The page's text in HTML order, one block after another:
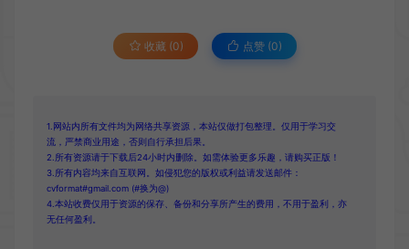
收藏 (0) 点赞 (0)
1.网站内所有文件均为网络共享资源，本站仅做打包整理。仅用于学习交
流，严禁商业用途，否则自行承担后果。
2.所有资源请于下载后24小时内删除。如需体验更多乐趣，请购买正版！
3.所有内容均来自互联网。如侵犯您的版权或利益请发送邮件：
cvformat#gmail.com (#换为@)
4.本站收费仅用于资源的保存、备份和分享所产生的费用，不用于盈利，亦
无任何盈利。